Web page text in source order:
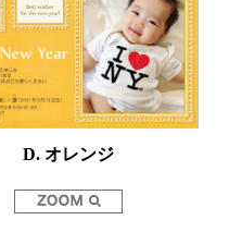
D. オレンジ